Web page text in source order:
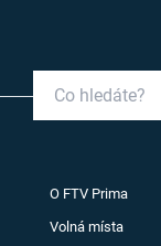
O FTV Prima
Volná místa